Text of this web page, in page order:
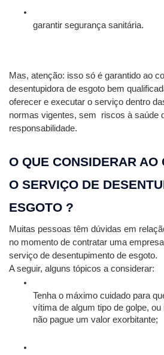
garantir segurança sanitária.
Mas, atenção: isso só é garantido ao
desentupidora de esgoto bem
oferecer e executar o serviço dentro
normas vigentes, sem  riscos à saúde
responsabilidade.
O QUE CONSIDERAR AO
O SERVIÇO DE
ESGOTO ?
Muitas pessoas têm dúvidas em
no momento de contratar uma
serviço de desentupimento de esgoto.
A seguir, alguns tópicos a considerar:
Tenha o máximo cuidado para
vítima de algum tipo de golpe,
não pague um valor exorbitante;